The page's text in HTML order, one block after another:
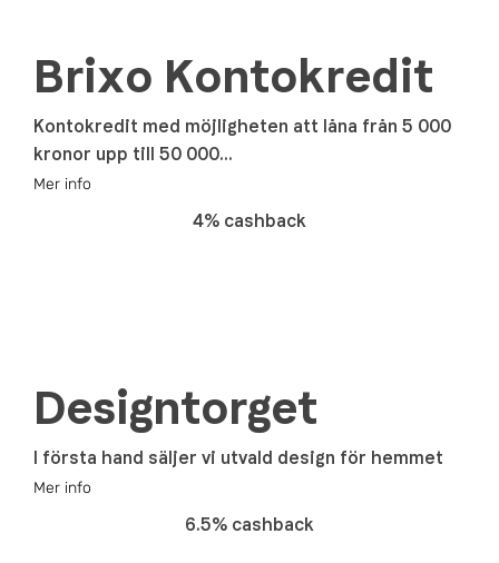
Brixo Kontokredit
Kontokredit med möjligheten att låna från 5 000
kronor upp till 50 000...
Mer info
4% cashback
Designtorget
I första hand säljer vi utvald design för hemmet
Mer info
6.5% cashback